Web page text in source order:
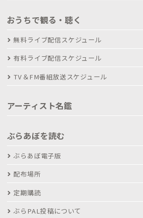
おうちで観る・聴く
無料ライブ配信スケジュール
有料ライブ配信スケジュール
TV＆FM番組放送スケジュール
アーティスト名鑑
ぶらあぼを読む
ぶらあぼ電子版
配布場所
定期購読
ぶらPAL投稿について